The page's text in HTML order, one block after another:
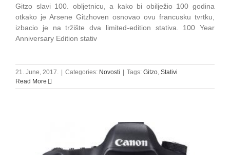
Gitzo slavi 100. obljetnicu, a kako bi obilježio 100 godina
otkako je Arsene Gitzhoven osnovao ovu francusku tvrtku,
izbacio je na tržište dva limited-edition stativa. 100 Year
Anniversary Edition stativ
21. June, 2017. | Categories: Novosti | Tags: Gitzo Stativi
Read More